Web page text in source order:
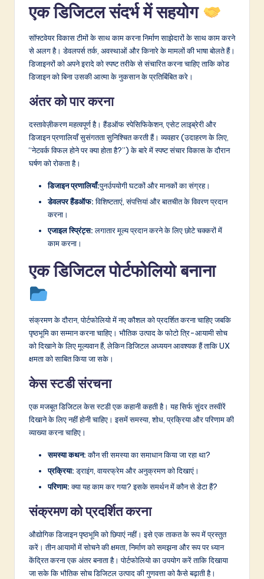
एक डिजिटल संदर्भ में सहयोग
सॉफ्टवेयर विकास टीमों के साथ काम करना निर्माण साझेदारों के साथ काम करने
से अलग है। डेवलपर्स तर्क, अवस्थाओं और किनारे के मामलों की भाषा बोलते हैं।
डिजाइनरों को अपने इरादे को स्पष्ट तरीके से संचारित करना चाहिए ताकि कोड
डिजाइन को बिना उसकी आत्मा के नुकसान के प्रतिबिंबित करे।
अंतर को पार करना
दस्तावेज़ीकरण महत्वपूर्ण है। हैंडऑफ स्पेसिफिकेशन, एसेट लाइब्रेरी और
डिजाइन प्रणालियाँ सुसंगतता सुनिश्चित करती हैं। व्यवहार (उदाहरण के लिए,
“नेटवर्क विफल होने पर क्या होता है?”) के बारे में स्पष्ट संचार विकास के दौरान
घर्षण को रोकता है।
डिजाइन प्रणालियाँ:पुनर्उपयोगी घटकों और मानकों का संग्रह।
डेवलपर हैंडऑफ:विशिष्टताएं, संपत्तियां और बातचीत के विवरण प्रदान
करना।
एजाइल स्प्रिंट्स:लगातार मूल्य प्रदान करने के लिए छोटे चक्करों में
काम करना।
एक डिजिटल पोर्टफोलियो बनाना
संक्रमण के दौरान, पोर्टफोलियो में नए कौशल को प्रदर्शित करना चाहिए जबकि
पृष्ठभूमि का सम्मान करना चाहिए। भौतिक उत्पाद के फोटो त्रि-आयामी सोच
को दिखाने के लिए मूल्यवान हैं, लेकिन डिजिटल अध्ययन आवश्यक हैं ताकि UX
क्षमता को साबित किया जा सके।
केस स्टडी संरचना
एक मजबूत डिजिटल केस स्टडी एक कहानी कहती है। यह सिर्फ सुंदर तस्वीरें
दिखाने के लिए नहीं होनी चाहिए। इसमें समस्या, शोध, प्रक्रिया और परिणाम की
व्याख्या करना चाहिए।
समस्या कथन:कौन सी समस्या का समाधान किया जा रहा था?
प्रक्रिया:ड्राइंग, वायरफ्रेम और अनुक्रमण को दिखाएं।
परिणाम:क्या यह काम कर गया? इसके समर्थन में कौन से डेटा हैं?
संक्रमण को प्रदर्शित करना
औद्योगिक डिजाइन पृष्ठभूमि को छिपाएं नहीं। इसे एक ताकत के रूप में प्रस्तुत
करें। तीन आयामों में सोचने की क्षमता, निर्माण को समझना और रूप पर ध्यान
केंद्रित करना एक अंतर बनाता है। पोर्टफोलियो का उपयोग करें ताकि दिखाया
जा सके कि भौतिक सोच डिजिटल उत्पाद की गुणवत्ता को कैसे बढ़ाती है।